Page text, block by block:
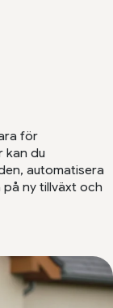
för
kan du
automatisera
ny tillväxt och